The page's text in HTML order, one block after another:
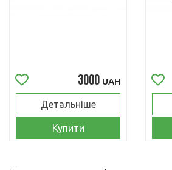
3000 UAH
Детальніше
Купити